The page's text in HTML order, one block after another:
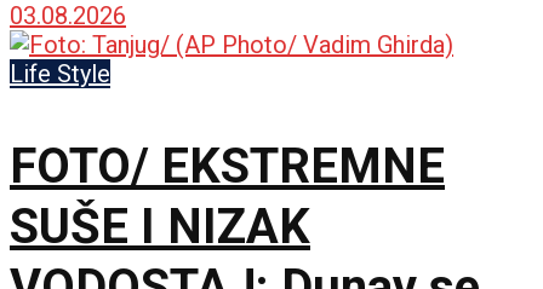
03.08.2026
Life Style
FOTO/ EKSTREMNE
SUŠE I NIZAK